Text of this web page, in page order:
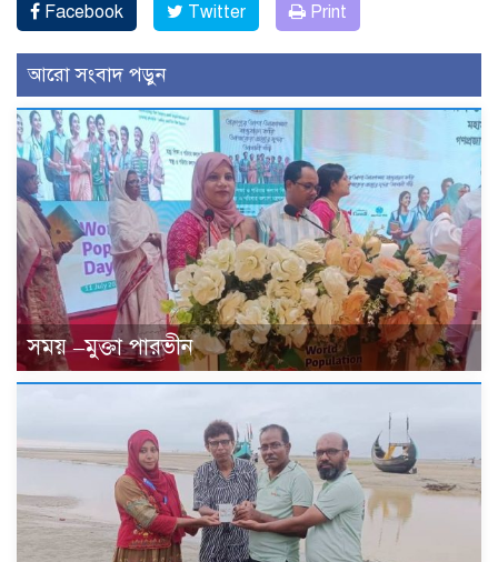
Facebook Twitter Print
আরো সংবাদ পড়ুন
সময় –মুক্তা পারভীন